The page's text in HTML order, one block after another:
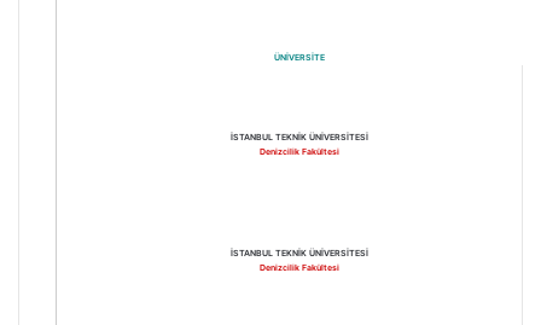
ÜNİVERSİTE
İSTANBUL TEKNİK ÜNİVERSİTESİ
Denizcilik Fakültesi
İSTANBUL TEKNİK ÜNİVERSİTESİ
Denizcilik Fakültesi